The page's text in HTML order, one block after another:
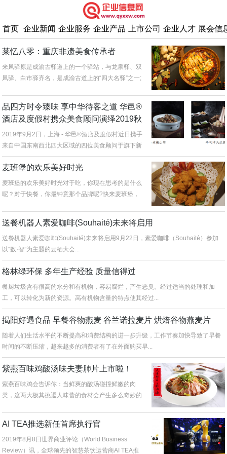
首页 企业新闻 企业服务 企业产品 上市公司 企业人才 展会信
莱忆八零：重庆非遗美食传承者
来凤驿原是成渝古驿道上的一个驿站，与龙泉驿、双
凤驿、白市驿齐名，是成渝古道上的“四大名驿”之一;
品四方时令臻味 享中华待客之道 华邑®
酒店及度假村携众美食顾问演绎2019秋
冬时令菜单
2019年9月2日，上海 - 华邑®酒店及度假村近日携手
来自中国东南西北四大区域的四位美食顾问于旗下新
近开业的...
麦班堡的欢乐美好时光
麦班堡的欢乐美好时光对于吃，你现在思考的是什么
呢？对于快餐，你最钟意那个品牌呢?快来麦班堡，
送餐机器人素爱咖啡(Souhaité)未来将启用
送餐机器人素爱咖啡(Souhaité)未来将启用9月22日，素爱咖啡（Souhaité）参加
以“数·智”为主题的云栖大会...
格林绿环保 多年生产经验 质量信得过
餐厨垃圾含有很高的水分和有机物，容易腐烂，产生恶臭。经过适当的处理和加
工，可以转化为新的资源。高有机物含量的特点使其经过...
揭阳好遇食品 早餐谷物燕麦 谷兰诺拉麦片 烘焙谷物燕麦片
随着人们生活水平的不断提高和消费结构的进一步升级，工作节奏加快导致了早餐
时间的不断压缩，越来越多的消费者有了在外面购买早...
紫燕百味鸡酸汤味夫妻肺片上市啦！
紫燕百味鸡会告诉你：当鲜爽的酸汤碰撞鲜嫩的肉
类，这两大极其挑逗人味蕾的食材会产生多么奇妙的
AI TEA推选新任首席执行官
2019年8月8日世界商业评论（World Business
Review）讯，全球领先的智慧茶饮运营商AI TEA推